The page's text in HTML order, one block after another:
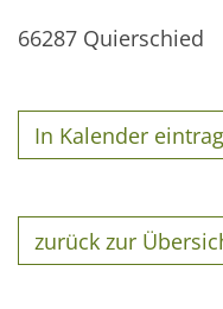
66287 Quierschied
In Kalender
zurück zur